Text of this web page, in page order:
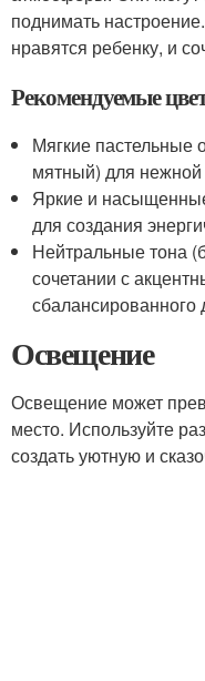
поднимать
нравятся ребенку, и
Рекомендуемые
Мягкие пастельные
мятный) для
Яркие и
для создания
Нейтральные тона
сочетании с
сбалансированного
Освещение
Освещение может
место. Используйте
создать уютную и